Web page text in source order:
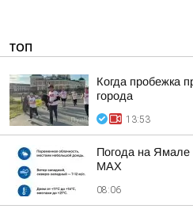
ТОП
Когда пробежка
города
13:53
Погода на Ямале
MAX
08:06